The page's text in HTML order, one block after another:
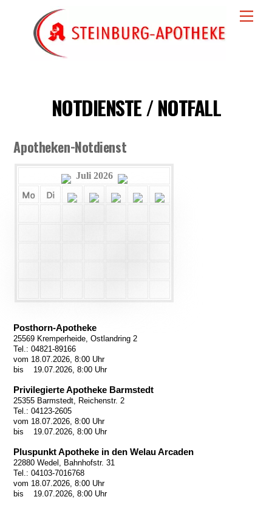
content
NOTDIENSTE / NOTFALL
Apotheken-Notdienst
Juli 2026
Posthorn-Apotheke
25569 Kremperheide, Ostlandring 2
Tel.: 04821-89166
vom 18.07.2026, 8:00 Uhr
bis 19.07.2026, 8:00 Uhr
Privilegierte Apotheke Barmstedt
25355 Barmstedt, Reichenstr. 2
Tel.: 04123-2605
vom 18.07.2026, 8:00 Uhr
bis 19.07.2026, 8:00 Uhr
Pluspunkt Apotheke in den Welau Arcaden
22880 Wedel, Bahnhofstr. 31
Tel.: 04103-7016768
vom 18.07.2026, 8:00 Uhr
bis 19.07.2026, 8:00 Uhr